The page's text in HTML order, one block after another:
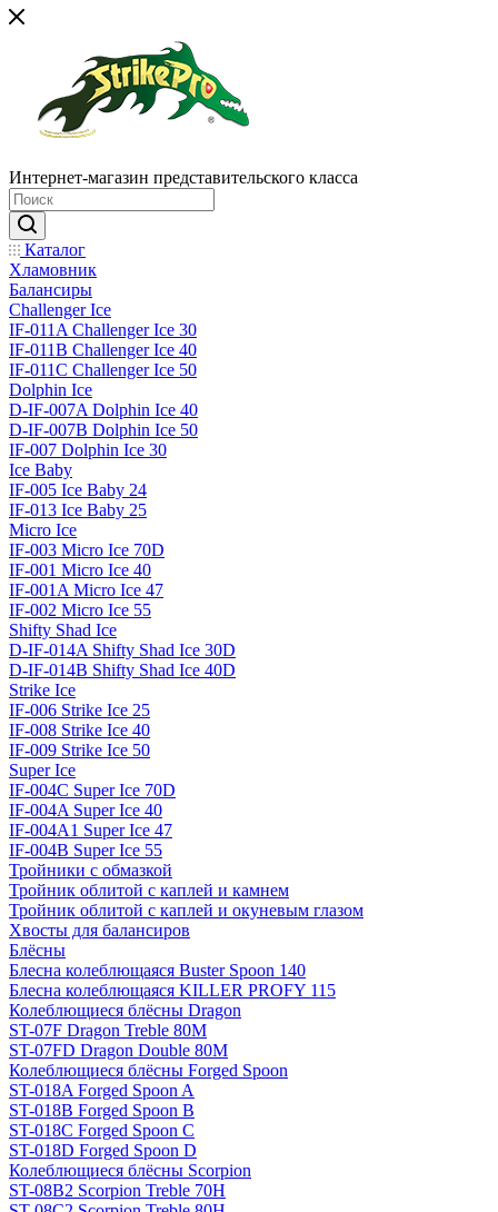
Интернет-магазин представительского класса
Каталог
Хламовник
Балансиры
Challenger Ice
IF-011A Challenger Ice 30
IF-011B Challenger Ice 40
IF-011C Challenger Ice 50
Dolphin Ice
D-IF-007A Dolphin Ice 40
D-IF-007B Dolphin Ice 50
IF-007 Dolphin Ice 30
Ice Baby
IF-005 Ice Baby 24
IF-013 Ice Baby 25
Micro Ice
IF-003 Micro Ice 70D
IF-001 Micro Ice 40
IF-001A Micro Ice 47
IF-002 Micro Ice 55
Shifty Shad Ice
D-IF-014A Shifty Shad Ice 30D
D-IF-014B Shifty Shad Ice 40D
Strike Ice
IF-006 Strike Ice 25
IF-008 Strike Ice 40
IF-009 Strike Ice 50
Super Ice
IF-004C Super Ice 70D
IF-004A Super Ice 40
IF-004A1 Super Ice 47
IF-004B Super Ice 55
Тройники с обмазкой
Тройник облитой с каплей и камнем
Тройник облитой с каплей и окуневым глазом
Хвосты для балансиров
Блёсны
Блесна колеблющаяся Buster Spoon 140
Блесна колеблющаяся KILLER PROFY 115
Колеблющиеся блёсны Dragon
ST-07F Dragon Treble 80M
ST-07FD Dragon Double 80M
Колеблющиеся блёсны Forged Spoon
ST-018A Forged Spoon A
ST-018B Forged Spoon B
ST-018C Forged Spoon C
ST-018D Forged Spoon D
Колеблющиеся блёсны Scorpion
ST-08B2 Scorpion Treble 70H